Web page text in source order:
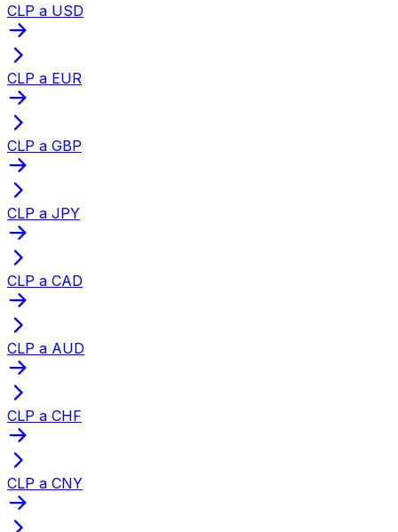
CLP a USD
CLP a EUR
CLP a GBP
CLP a JPY
CLP a CAD
CLP a AUD
CLP a CHF
CLP a CNY